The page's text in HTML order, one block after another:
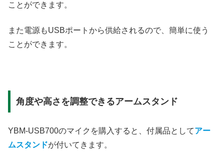
ことができます。
また電源もUSBポートから供給されるので、簡単に使う
ことができます。
角度や高さを調整できるアームスタンド
YBM-USB700のマイクを購入すると、付属品としてアー
ムスタンドが付いてきます。